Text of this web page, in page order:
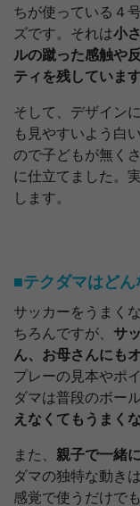
ちが使っている４
ズです。それは小
ルの蹴った感触や
ティを残しています
そして、デザイン
も見やすいよう白
ので子どもが無く
に仕立てました。
します。
■テクダマはど
サッカーをうまく
ちろんですが、 サ
ん、お母さんにも
プレーの見本やポ
ダマは普段のボー
えなくてもうまく
また、 親子で一緒
ダマの独特な動き
感覚で使うだけで